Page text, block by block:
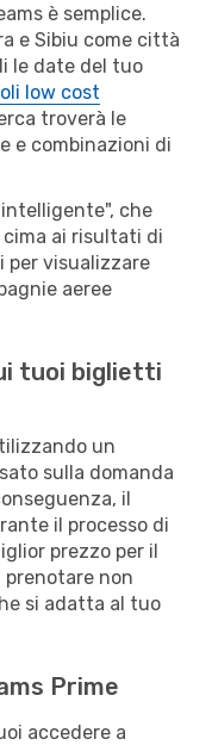
è semplice.
e Sibiu come città
le date del tuo
low cost
troverà le
e combinazioni di
che
ai risultati di
per visualizzare
aeree
tuoi biglietti
un
sulla domanda
il
il processo di
prezzo per il
prenotare non
si adatta al tuo
Prime
accedere a